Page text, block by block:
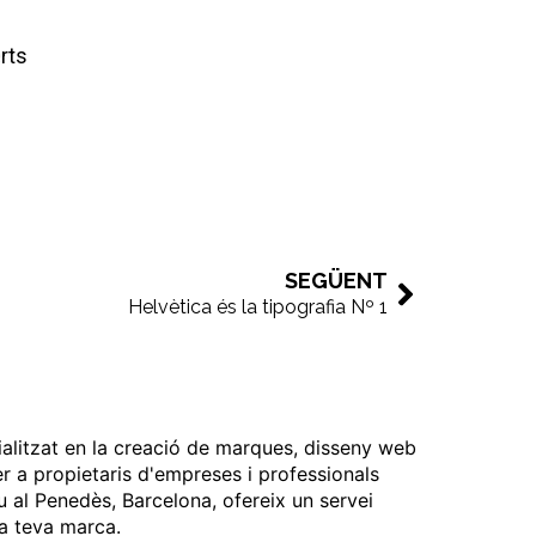
SEGÜENT
Helvètica és la tipografia Nº 1
en la creació de marques, disseny web
a propietaris d'empreses i professionals
Penedès, Barcelona, ofereix un servei
teva marca.